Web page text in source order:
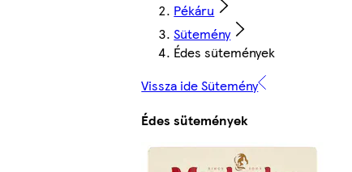
Pékáru
Sütemény
Édes sütemények
Vissza ide Sütemény
Édes sütemények